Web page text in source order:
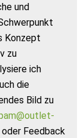
und
Konzept
zu
ich
die
Bild zu
Feedback